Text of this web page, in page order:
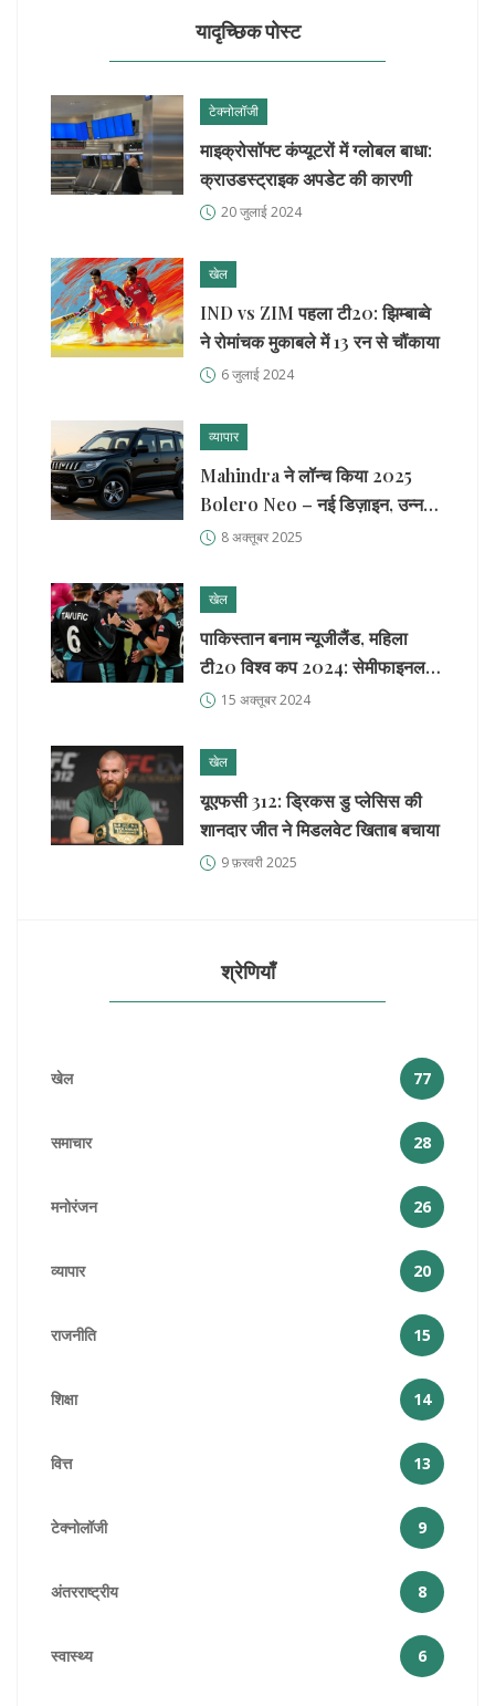
यादृच्छिक पोस्ट
टेक्नोलॉजी
माइक्रोसॉफ्ट कंप्यूटरों में ग्लोबल बाधा:
क्राउडस्ट्राइक अपडेट की कारणी
20 जुलाई 2024
खेल
IND vs ZIM पहला टी20: झिम्बाब्वे
ने रोमांचक मुकाबले में 13 रन से चौंकाया
6 जुलाई 2024
व्यापार
Mahindra ने लॉन्च किया 2025
Bolero Neo – नई डिज़ाइन, उन्नत
इंटीरियर और प्रीमियम फीचर
8 अक्तूबर 2025
खेल
पाकिस्तान बनाम न्यूजीलैंड, महिला
टी20 विश्व कप 2024: सेमीफाइनल में
पहुँचीं न्यूजीलैंड
15 अक्तूबर 2024
खेल
यूएफसी 312: ड्रिकस डु प्लेसिस की
शानदार जीत ने मिडलवेट खिताब बचाया
9 फ़रवरी 2025
श्रेणियाँ
खेल 77
समाचार 28
मनोरंजन 26
व्यापार 20
राजनीति 15
शिक्षा 14
वित्त 13
टेक्नोलॉजी 9
अंतरराष्ट्रीय 8
स्वास्थ्य 6